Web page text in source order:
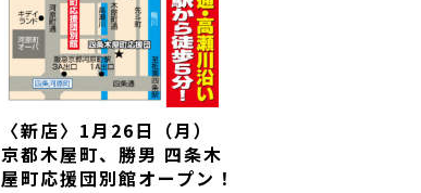
〈新店〉1月26日（月）
京都木屋町、勝男 四条木
屋町応援団別館オープン！